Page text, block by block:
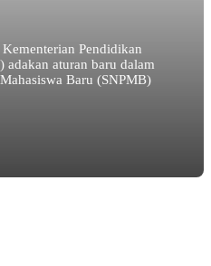
Pendidikan
aturan baru dalam
Baru (SNPMB)